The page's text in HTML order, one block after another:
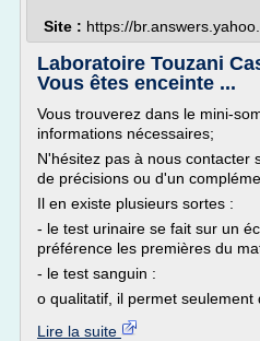
Site : https://
Laboratoire Touzani
Vous êtes enceinte ...
Vous trouverez dans le mini-
informations nécessaires;
N'hésitez pas à nous contacter
de précisions ou d'un
Il en existe plusieurs sortes :
- le test urinaire se fait sur un
préférence les premières du
- le test sanguin :
o qualitatif, il permet seulement
Lire la suite